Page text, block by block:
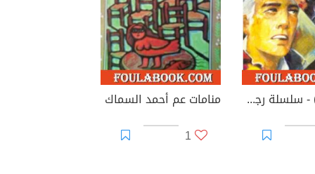
الخطة (ب) - سلسلة رجل المستحيل
منامات عم أحمد السماك
1